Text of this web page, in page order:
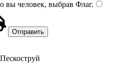
вы человек, выбрав Флаг.